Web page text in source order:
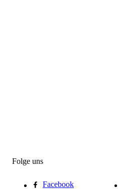
Folge uns
Facebook